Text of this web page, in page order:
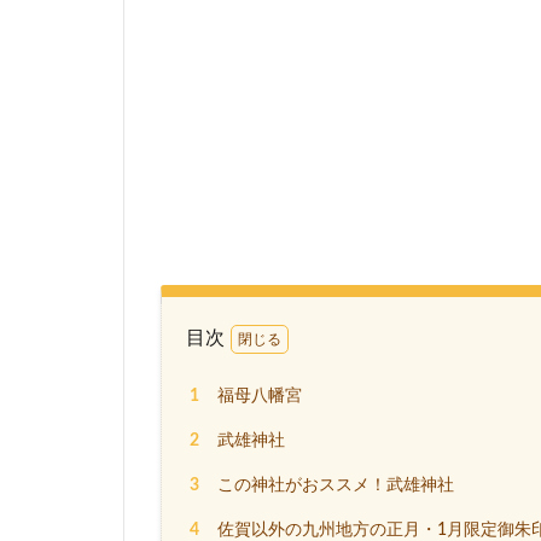
目次
1 福母八幡宮
2 武雄神社
3 この神社がおススメ！武雄神社
4 佐賀以外の九州地方の正月・1月限定御朱